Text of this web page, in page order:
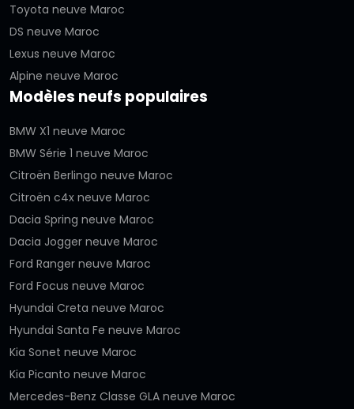
Toyota neuve Maroc
DS neuve Maroc
Lexus neuve Maroc
Alpine neuve Maroc
Modèles neufs populaires
BMW X1 neuve Maroc
BMW Série 1 neuve Maroc
Citroën Berlingo neuve Maroc
Citroën c4x neuve Maroc
Dacia Spring neuve Maroc
Dacia Jogger neuve Maroc
Ford Ranger neuve Maroc
Ford Focus neuve Maroc
Hyundai Creta neuve Maroc
Hyundai Santa Fe neuve Maroc
Kia Sonet neuve Maroc
Kia Picanto neuve Maroc
Mercedes-Benz Classe GLA neuve Maroc